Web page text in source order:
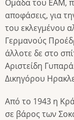
Ομάδα του ΕΑΜ,
αποφάσεις, για
του εκλεγμένου
Γερμανούς
άλλοτε δε στο
Αριστείδη
Δικηγόρου
Από το 1943 η
σε βάρος των